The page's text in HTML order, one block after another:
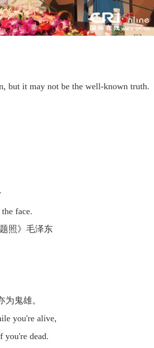
but it may not be the well-known truth.
face.
照》毛泽东
鬼雄。
you're alive,
you're dead.